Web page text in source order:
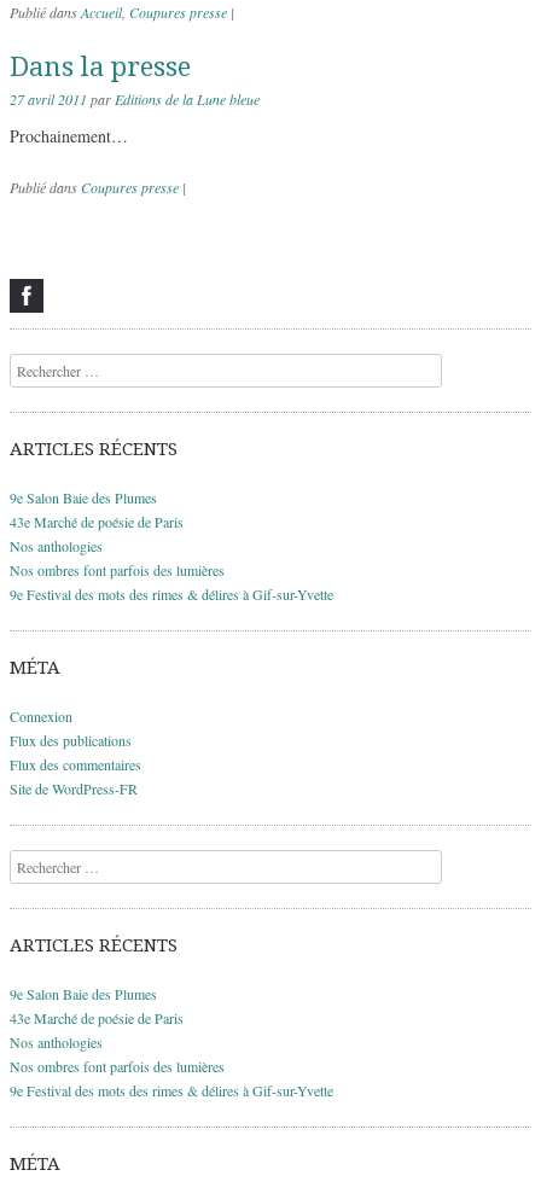
Publié dansAccueil, Coupures presse |
Dans la presse
27 avril 2011 par Editions de la Lune bleue
Prochainement…
Publié dansCoupures presse |
Recherche
ARTICLES RÉCENTS
9e Salon Baie des Plumes
43e Marché de poésie de Paris
Nos anthologies
Nos ombres font parfois des lumières
9e Festival des mots des rimes & délires à Gif-sur-Yvette
MÉTA
Connexion
Flux des publications
Flux des commentaires
Site de WordPress-FR
Recherche
ARTICLES RÉCENTS
9e Salon Baie des Plumes
43e Marché de poésie de Paris
Nos anthologies
Nos ombres font parfois des lumières
9e Festival des mots des rimes & délires à Gif-sur-Yvette
MÉTA